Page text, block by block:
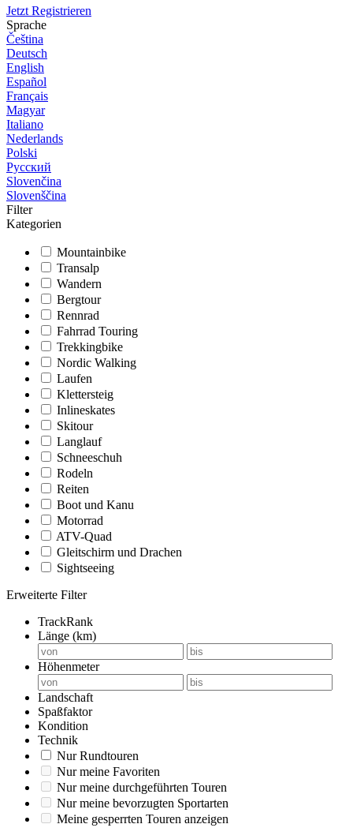
Jetzt Registrieren
Sprache
Čeština
Deutsch
English
Español
Français
Magyar
Italiano
Nederlands
Polski
Русский
Slovenčina
Slovenščina
Filter
Kategorien
Mountainbike
Transalp
Wandern
Bergtour
Rennrad
Fahrrad Touring
Trekkingbike
Nordic Walking
Laufen
Klettersteig
Inlineskates
Skitour
Langlauf
Schneeschuh
Rodeln
Reiten
Boot und Kanu
Motorrad
ATV-Quad
Gleitschirm und Drachen
Sightseeing
Erweiterte Filter
TrackRank
Länge (km)
Höhenmeter
Landschaft
Spaßfaktor
Kondition
Technik
Nur Rundtouren
Nur meine Favoriten
Nur meine durchgeführten Touren
Nur meine bevorzugten Sportarten
Meine gesperrten Touren anzeigen